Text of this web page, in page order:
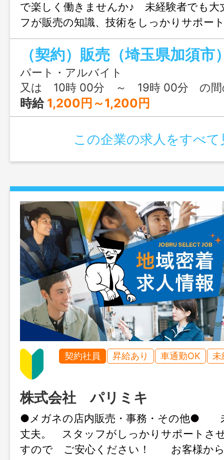
で楽しく働きませんか♪ 未経験者でも
フが販売の知識、技術をしっかりサポー
きます♪ 一緒におしゃれをたのしみま
からの“ありがとう”がとっても嬉しい
範囲：変更なし
（契約）販売（埼玉県加須市
パート・アルバイト
又は 10時 00分 ～ 19時 00分 の間
時給 1,200円～1,200円
この企業の求人をすべて
契約社員 昇給あり 車通勤OK 未
株式会社 パリミキ
●メガネの店内販売・事務・その他●
丈夫。 スタッフがしっかりサポートさ
すので ご安心ください！ お客様から